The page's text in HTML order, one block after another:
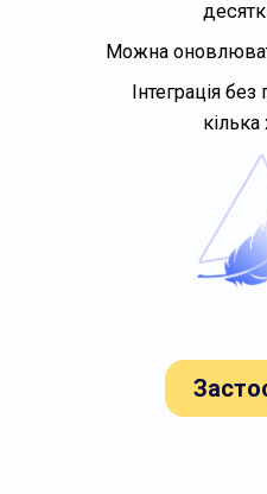
Можна
Інтеграція